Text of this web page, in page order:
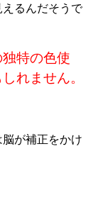
るんだそうで
特の色使
れません。
が補正をかけ